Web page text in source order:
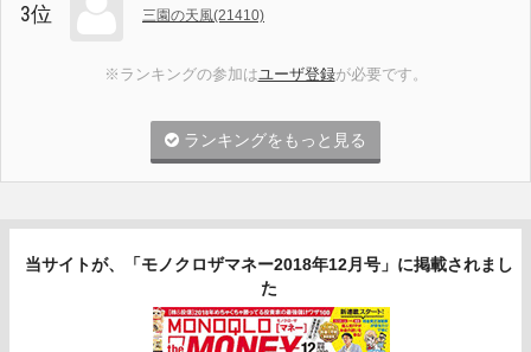
3位 三園の天風(21410)
※ランキングの参加はユーザ登録が必要です。
ランキングをもっと見る
当サイトが、「モノクロザマネー2018年12月号」に掲載されまし
た